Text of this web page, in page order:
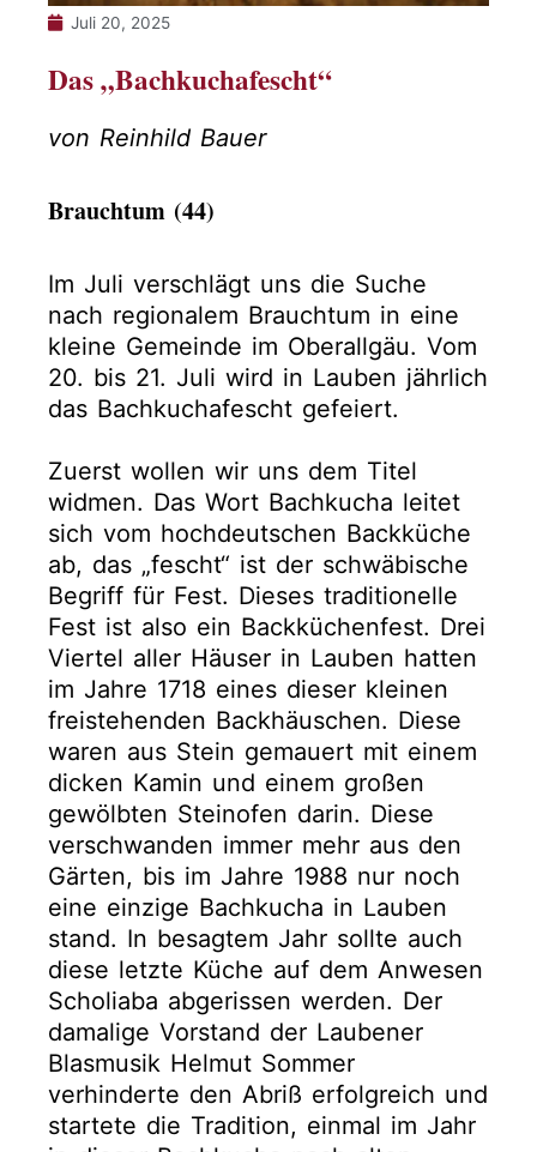
Juli 20, 2025
Das „Bachkuchafescht“
von Reinhild Bauer
Brauchtum (44)
Im Juli verschlägt uns die Suche
nach regionalem Brauchtum in eine
kleine Gemeinde im Oberallgäu. Vom
20. bis 21. Juli wird in Lauben jährlich
das Bachkuchafescht gefeiert.
Zuerst wollen wir uns dem Titel
widmen. Das Wort Bachkucha leitet
sich vom hochdeutschen Backküche
ab, das „fescht“ ist der schwäbische
Begriff für Fest. Dieses traditionelle
Fest ist also ein Backküchenfest. Drei
Viertel aller Häuser in Lauben hatten
im Jahre 1718 eines dieser kleinen
freistehenden Backhäuschen. Diese
waren aus Stein gemauert mit einem
dicken Kamin und einem großen
gewölbten Steinofen darin. Diese
verschwanden immer mehr aus den
Gärten, bis im Jahre 1988 nur noch
eine einzige Bachkucha in Lauben
stand. In besagtem Jahr sollte auch
diese letzte Küche auf dem Anwesen
Scholiaba abgerissen werden. Der
damalige Vorstand der Laubener
Blasmusik Helmut Sommer
verhinderte den Abriß erfolgreich und
startete die Tradition, einmal im Jahr